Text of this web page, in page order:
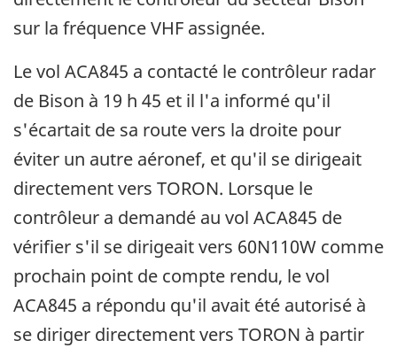
sur la fréquence VHF assignée.
Le vol ACA845 a contacté le contrôleur radar
de Bison à 19 h 45 et il l'a informé qu'il
s'écartait de sa route vers la droite pour
éviter un autre aéronef, et qu'il se dirigeait
directement vers TORON. Lorsque le
contrôleur a demandé au vol ACA845 de
vérifier s'il se dirigeait vers 60N110W comme
prochain point de compte rendu, le vol
ACA845 a répondu qu'il avait été autorisé à
se diriger directement vers TORON à partir